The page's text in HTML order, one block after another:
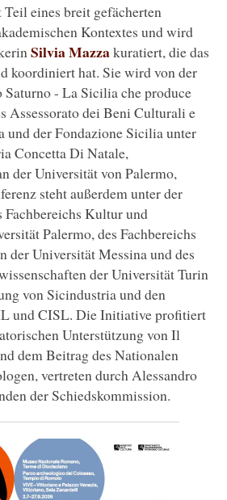
eines breit gefächerten
Kontextes und wird
Silvia Mazzakuratiert, die das
koordiniert hat. Sie wird von der
- La Sicilia che produce
Assessorato dei Beni Culturali e
und der Fondazione Sicilia unter
Concetta Di Natale,
der Universität von Palermo,
steht außerdem unter der
Fachbereichs Kultur und
Palermo, des Fachbereichs
der Universität Messina und des
der Universität Turin
von Sicindustria und den
und CISL. Die Initiative profitiert
Unterstützung von Il
dem Beitrag des Nationalen
vertreten durch Alessandro
der Schiedskommission.